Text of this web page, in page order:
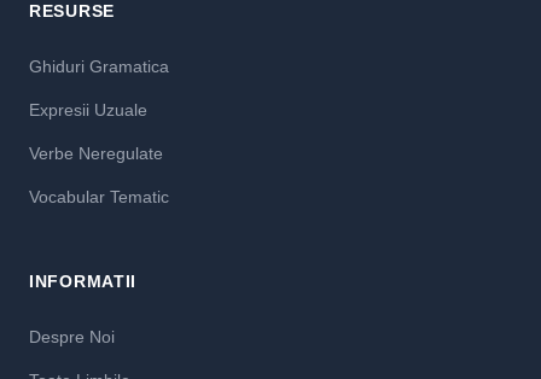
RESURSE
Ghiduri Gramatica
Expresii Uzuale
Verbe Neregulate
Vocabular Tematic
INFORMATII
Despre Noi